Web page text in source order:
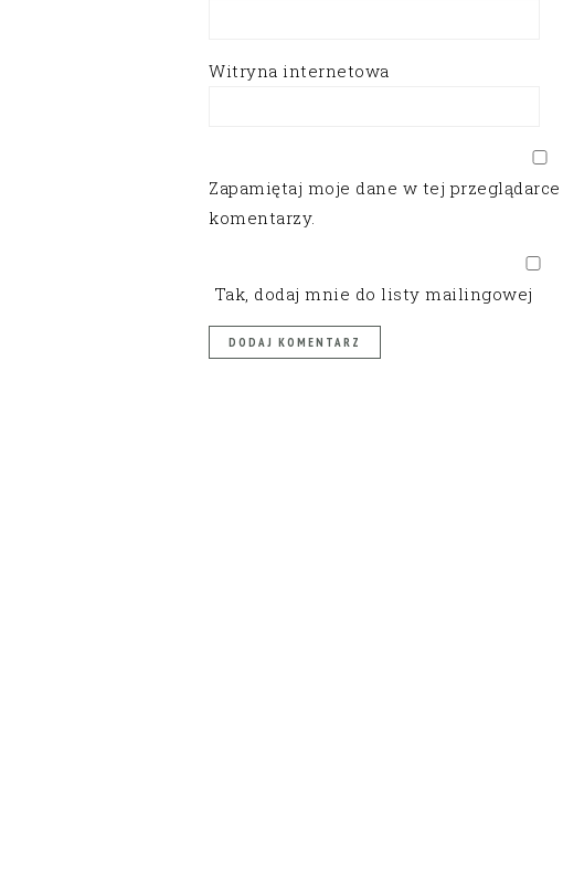
Witryna internetowa
Zapamiętaj moje dane w tej
komentarzy.
Tak, dodaj mnie do listy mailingowej